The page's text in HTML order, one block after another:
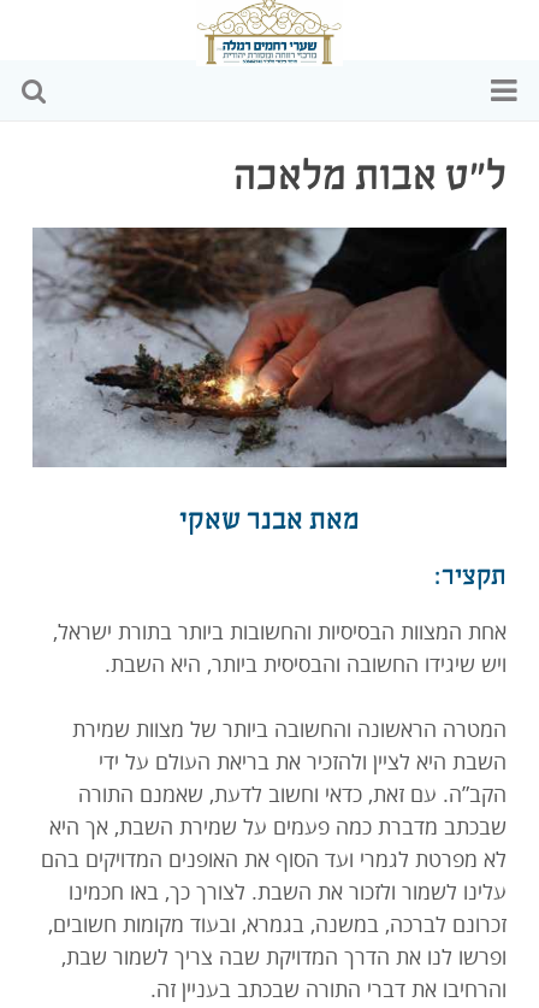
כתבות ומאמרים
שקיפות כספית
תרמו עכשיו
ל”ט אבות מלאכה
מאת אבנר שאקי
תקציר:
אחת המצוות הבסיסיות והחשובות ביותר בתורת ישראל,
ויש שיגידו החשובה והבסיסית ביותר, היא השבת.
המטרה הראשונה והחשובה ביותר של מצוות שמירת
השבת היא לציין ולהזכיר את בריאת העולם על ידי
הקב”ה. עם זאת, כדאי וחשוב לדעת, שאמנם התורה
שבכתב מדברת כמה פעמים על שמירת השבת, אך היא
לא מפרטת לגמרי ועד הסוף את האופנים המדויקים בהם
עלינו לשמור ולזכור את השבת. לצורך כך, באו חכמינו
זכרונם לברכה, במשנה, בגמרא, ובעוד מקומות חשובים,
ופרשו לנו את הדרך המדויקת שבה צריך לשמור שבת,
והרחיבו את דברי התורה שבכתב בעניין זה.